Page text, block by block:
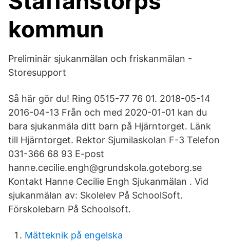
kommun
Preliminär sjukanmälan och friskanmälan -
Storesupport
Så här gör du! Ring 0515-77 76 01. 2018-05-14
2016-04-13 Från och med 2020-01-01 kan du
bara sjukanmäla ditt barn på Hjärntorget. Länk
till Hjärntorget. Rektor Sjumilaskolan F-3 Telefon
031-366 68 93 E-post
hanne.cecilie.engh@grundskola.goteborg.se
Kontakt Hanne Cecilie Engh Sjukanmälan . Vid
sjukanmälan av: Skolelev På SchoolSoft.
Förskolebarn På Schoolsoft.
Mätteknik på engelska